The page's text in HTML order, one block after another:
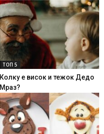
ТОП 5
Колку е висок и тежок Дедо
Мраз?